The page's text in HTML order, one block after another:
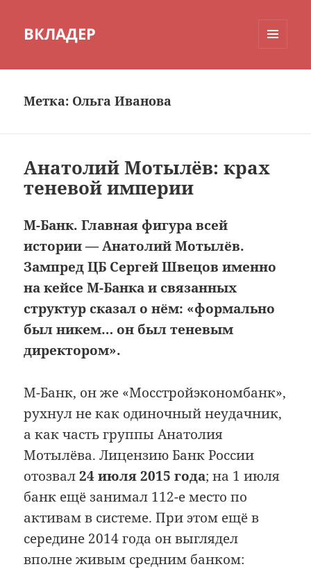
ВКЛАДЕР
Метка: Ольга Иванова
Анатолий Мотылёв: крах
теневой империи
М-Банк. Главная фигура всей
истории — Анатолий Мотылёв.
Зампред ЦБ Сергей Швецов именно
на кейсе М-Банка и связанных
структур сказал о нём: «формально
был никем… он был теневым
директором».
М-Банк, он же «Мосстройэкономбанк»,
рухнул не как одиночный неудачник,
а как часть группы Анатолия
Мотылёва. Лицензию Банк России
отозвал24 июля 2015 года; на 1 июля
банк ещё занимал 112-е место по
активам в системе. При этом ещё в
середине 2014 года он выглядел
вполне живым средним банком: